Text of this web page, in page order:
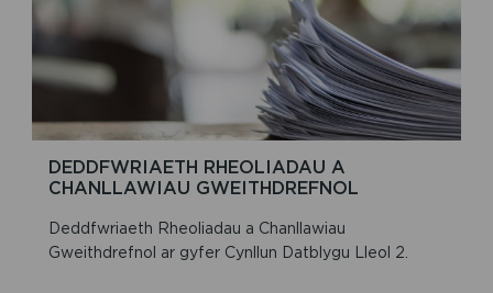
DEDDFWRIAETH RHEOLIADAU A
CHANLLAWIAU GWEITHDREFNOL
Deddfwriaeth Rheoliadau a Chanllawiau
Gweithdrefnol ar gyfer Cynllun Datblygu Lleol 2.